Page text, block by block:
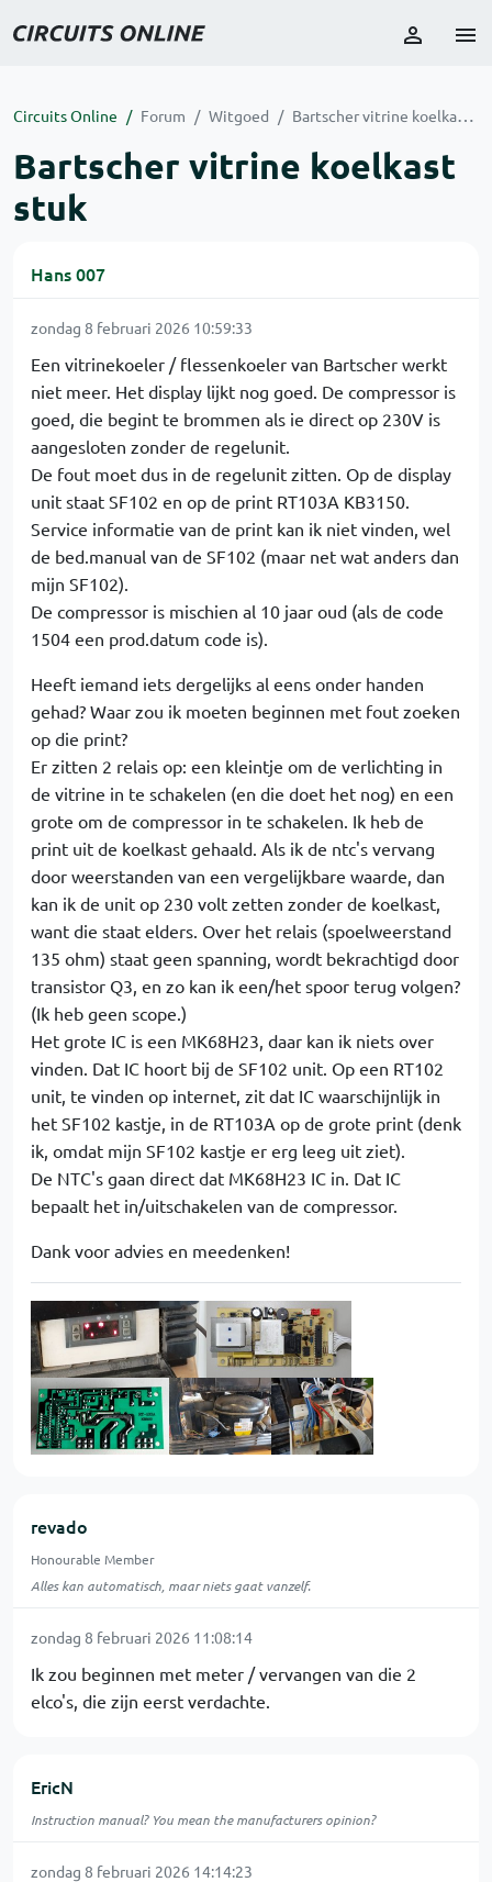
Circuits Online Forum Witgoed Bartscher vitrine koelkast stuk
Bartscher vitrine koelkast
stuk
Hans 007
zondag 8 februari 2026 10:59:33
Een vitrinekoeler / flessenkoeler van Bartscher werkt
niet meer. Het display lijkt nog goed. De compressor is
goed, die begint te brommen als ie direct op 230V is
aangesloten zonder de regelunit.
De fout moet dus in de regelunit zitten. Op de display
unit staat SF102 en op de print RT103A KB3150.
Service informatie van de print kan ik niet vinden, wel
de bed.manual van de SF102 (maar net wat anders dan
mijn SF102).
De compressor is mischien al 10 jaar oud (als de code
1504 een prod.datum code is).
Heeft iemand iets dergelijks al eens onder handen
gehad? Waar zou ik moeten beginnen met fout zoeken
op die print?
Er zitten 2 relais op: een kleintje om de verlichting in
de vitrine in te schakelen (en die doet het nog) en een
grote om de compressor in te schakelen. Ik heb de
print uit de koelkast gehaald. Als ik de ntc's vervang
door weerstanden van een vergelijkbare waarde, dan
kan ik de unit op 230 volt zetten zonder de koelkast,
want die staat elders. Over het relais (spoelweerstand
135 ohm) staat geen spanning, wordt bekrachtigd door
transistor Q3, en zo kan ik een/het spoor terug volgen?
(Ik heb geen scope.)
Het grote IC is een MK68H23, daar kan ik niets over
vinden. Dat IC hoort bij de SF102 unit. Op een RT102
unit, te vinden op internet, zit dat IC waarschijnlijk in
het SF102 kastje, in de RT103A op de grote print (denk
ik, omdat mijn SF102 kastje er erg leeg uit ziet).
De NTC's gaan direct dat MK68H23 IC in. Dat IC
bepaalt het in/uitschakelen van de compressor.
Dank voor advies en meedenken!
revado
Honourable Member
Alles kan automatisch, maar niets gaat vanzelf.
zondag 8 februari 2026 11:08:14
Ik zou beginnen met meter / vervangen van die 2
elco's, die zijn eerst verdachte.
EricN
Instruction manual? You mean the manufacturers opinion?
zondag 8 februari 2026 14:14:23